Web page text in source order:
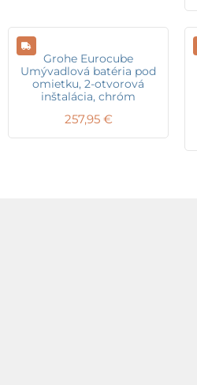
Grohe Eurocube
Umývadlová batéria pod
omietku, 2-otvorová
inštalácia, chróm
257,95 €